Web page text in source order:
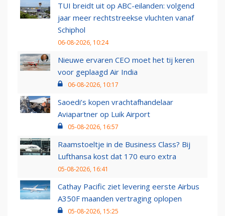
TUI breidt uit op ABC-eilanden: volgend
jaar meer rechtstreekse vluchten vanaf
Schiphol
06-08-2026, 10:24
Nieuwe ervaren CEO moet het tij keren
voor geplaagd Air India
06-08-2026, 10:17
Saoedi’s kopen vrachtafhandelaar
Aviapartner op Luik Airport
05-08-2026, 16:57
Raamstoeltje in de Business Class? Bij
Lufthansa kost dat 170 euro extra
05-08-2026, 16:41
Cathay Pacific ziet levering eerste Airbus
A350F maanden vertraging oplopen
05-08-2026, 15:25